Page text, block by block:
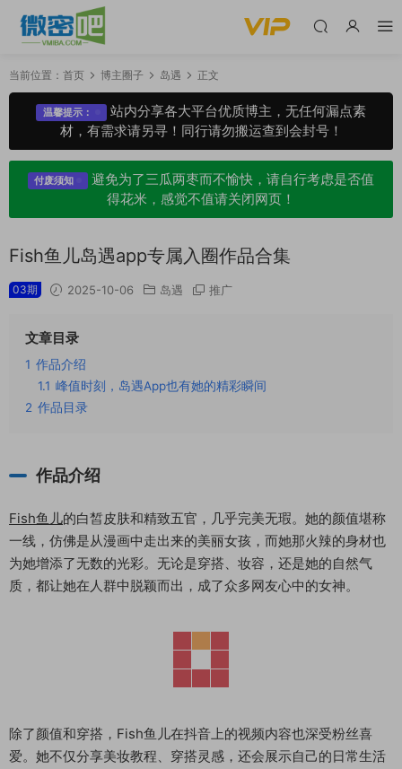
当前位置： 首页 博主圈子 岛遇 正文
温馨提示：
站内分享各大平台优质博主，无任何漏点素
材，有需求请另寻！同行请勿搬运查到会封号！
付废须知
避免为了三瓜两枣而不愉快，请自行考虑是否值
得花米，感觉不值请关闭网页！
Fish鱼儿岛遇app专属入圈作品合集
03期 2025-10-06 岛遇 推广
文章目录
1 作品介绍
1.1 峰值时刻，岛遇App也有她的精彩瞬间
2 作品目录
作品介绍
Fish鱼儿的白皙皮肤和精致五官，几乎完美无瑕。她的颜值堪称
一线，仿佛是从漫画中走出来的美丽女孩，而她那火辣的身材也
为她增添了无数的光彩。无论是穿搭、妆容，还是她的自然气
质，都让她在人群中脱颖而出，成了众多网友心中的女神。
除了颜值和穿搭，Fish鱼儿在抖音上的视频内容也深受粉丝喜
爱。她不仅分享美妆教程、穿搭灵感，还会展示自己的日常生活